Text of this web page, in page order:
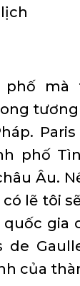
phố mà
tương
phố
Âu.
lẽ tôi
gia
de
của